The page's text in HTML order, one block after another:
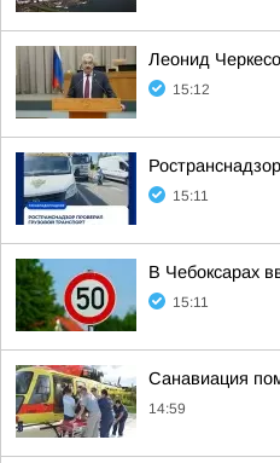
Леонид
15:12
15:11
В Чебоксарах
15:11
Санавиация
14:59